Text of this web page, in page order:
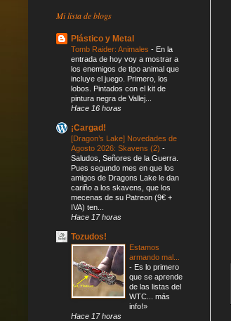
Mi lista de blogs
Plástico y Metal
Tomb Raider: Animales - En la
entrada de hoy voy a mostrar a
los enemigos de tipo animal que
incluye el juego. Primero, los
lobos. Pintados con el kit de
pintura negra de Vallej...
Hace 16 horas
¡Cargad!
[Dragon’s Lake] Novedades de
Agosto 2026: Skavens (2) -
Saludos, Señores de la Guerra.
Pues segundo mes en que los
amigos de Dragons Lake le dan
cariño a los skavens, que los
mecenas de su Patreon (9€ +
IVA) ten...
Hace 17 horas
Tozudos!
Estamos
armando mal...
- Es lo primero
que se aprende
de las listas del
WTC... más
info!»
Hace 17 horas